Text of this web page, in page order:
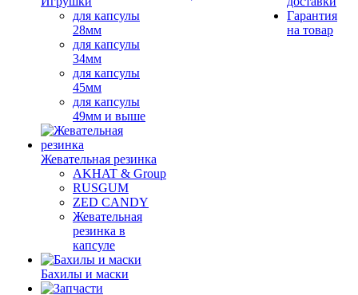
для капсулы
28мм
для капсулы
34мм
для капсулы
45мм
для капсулы
49мм и выше
Жевательная резинка
AKHAT & Group
RUSGUM
ZED CANDY
Жевательная
резинка в
капсуле
Бахилы и маски
Гарантия
на товар